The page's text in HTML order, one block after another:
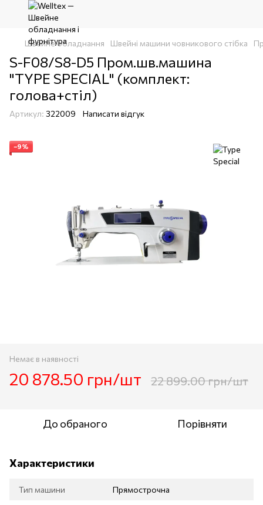
Швейне обладнання Швейні машини човникового стібка
S-F08/S8-D5 Пром.шв.машина
"TYPE SPECIAL" (комплект:
голова+стіл)
Артикул: 322009 Написати відгук
−9%
Немає в наявності
20 878.50 грн/шт 22 899.00 грн/шт
До обраного Порівняти
Характеристики
Тип машини Прямострочна